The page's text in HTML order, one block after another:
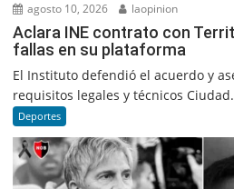
agosto 10, 2026 laopinion
Aclara INE contrato con
fallas en su plataforma
El Instituto defendió el acuerdo y
requisitos legales y técnicos
Deportes